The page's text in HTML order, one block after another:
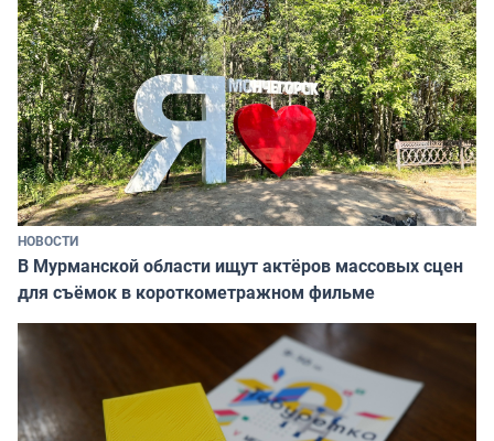
НОВОСТИ
В Мурманской области ищут актёров массовых сцен
для съёмок в короткометражном фильме